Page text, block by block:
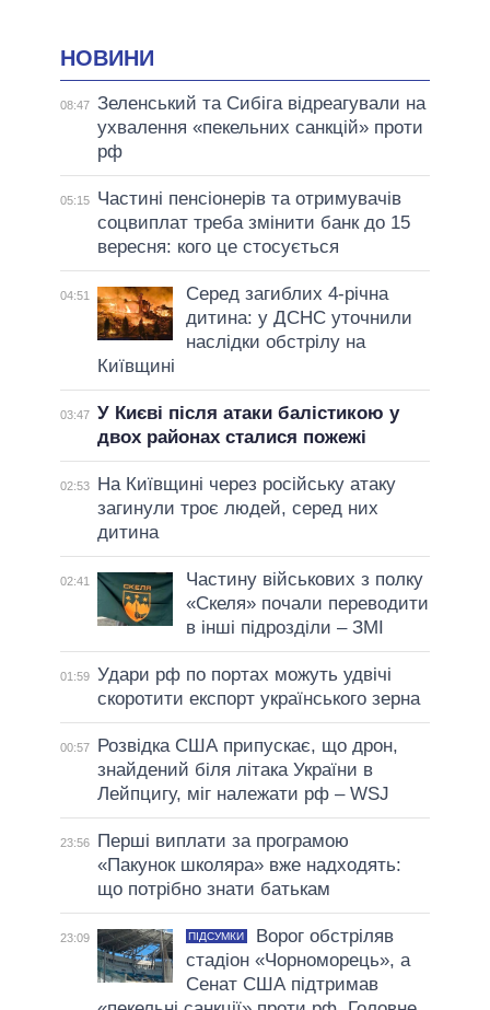
НОВИНИ
08:47 Зеленський та Сибіга відреагували на
ухвалення «пекельних санкцій» проти
рф
05:15
Частині пенсіонерів та отримувачів
соцвиплат треба змінити банк до 15
вересня: кого це стосується
04:51
Серед загиблих 4-річна
дитина: у ДСНС уточнили
наслідки обстрілу на
Київщині
03:47 У Києві після атаки балістикою у
двох районах сталися пожежі
02:53
На Київщині через російську атаку
загинули троє людей, серед них
дитина
02:41
Частину військових з полку
«Скеля» почали переводити
в інші підрозділи – ЗМІ
01:59 Удари рф по портах можуть удвічі
скоротити експорт українського зерна
00:57
Розвідка США припускає, що дрон,
знайдений біля літака України в
Лейпцигу, міг належати рф – WSJ
23:56
Перші виплати за програмою
«Пакунок школяра» вже надходять:
що потрібно знати батькам
23:09 ПІДСУМКИ
Ворог обстріляв
стадіон «Чорноморець», а
Сенат США підтримав